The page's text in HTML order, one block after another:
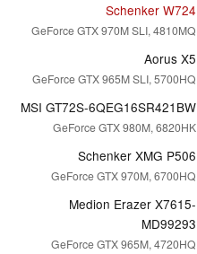
Schenker W724
GeForce GTX 970M SLI, 4810MQ
Aorus X5
GeForce GTX 965M SLI, 5700HQ
MSI GT72S-6QEG16SR421BW
GeForce GTX 980M, 6820HK
Schenker XMG P506
GeForce GTX 970M, 6700HQ
Medion Erazer X7615-
MD99293
GeForce GTX 965M, 4720HQ